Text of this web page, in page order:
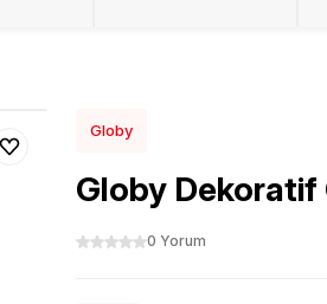
Globy
Globy Dekoratif
0 Yorum